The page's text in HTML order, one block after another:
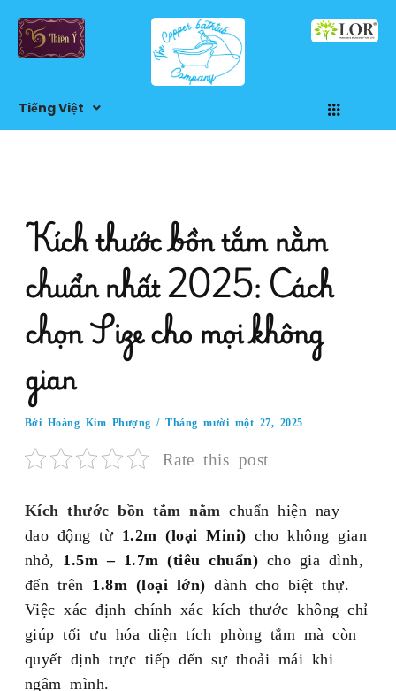
tới
nội
Tiếng Việt Menu
Kích thước bồn tắm nằm
chuẩn nhất 2025: Cách
chọn Size cho mọi không
gian
Bởi Hoàng Kim Phượng/Tháng mười một 27, 2025
Rate this post
Kích thước bồn tắm nằm chuẩn hiện nay
dao động từ 1.2m (loại Mini) cho không gian
nhỏ, 1.5m – 1.7m (tiêu chuẩn) cho gia đình,
đến trên 1.8m (loại lớn) dành cho biệt thự.
Việc xác định chính xác kích thước không chỉ
giúp tối ưu hóa diện tích phòng tắm mà còn
quyết định trực tiếp đến sự thoải mái khi
ngâm mình.